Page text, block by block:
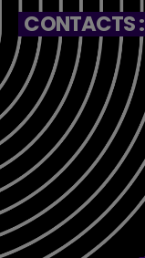
CONTACTS :